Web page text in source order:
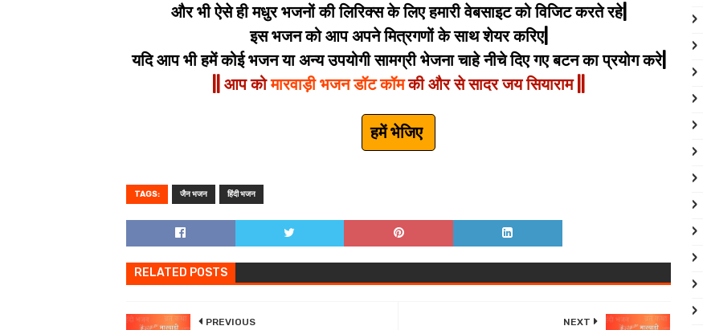
और भी ऐसे ही मधुर भजनों की लिरिक्स के लिए हमारी वेबसाइट को विजिट करते रहे|
इस भजन को आप अपने मित्रगणों के साथ शेयर करिए|
यदि आप भी हमें कोई भजन या अन्य उपयोगी सामग्री भेजना चाहे नीचे दिए गए बटन का प्रयोग करे|
|| आप कोमारवाड़ी भजन डॉट कॉमकी और से सादर जय सियाराम ||
हमें भेजिए
TAGS: जैन भजन हिंदी भजन
RELATED POSTS
NEXT
PREVIOUS